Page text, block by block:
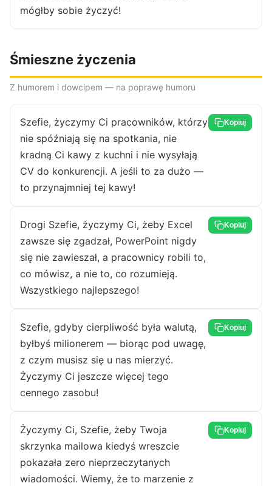
mógłby sobie życzyć!
Śmieszne życzenia
Z humorem i dowcipem — na poprawę humoru
Szefie, życzymy Ci pracowników, którzy
nie spóźniają się na spotkania, nie
kradną Ci kawy z kuchni i nie wysyłają
CV do konkurencji. A jeśli to za dużo —
to przynajmniej tej kawy!
Kopiuj
Drogi Szefie, życzymy Ci, żeby Excel
zawsze się zgadzał, PowerPoint nigdy
się nie zawieszał, a pracownicy robili to,
co mówisz, a nie to, co rozumieją.
Wszystkiego najlepszego!
Kopiuj
Szefie, gdyby cierpliwość była walutą,
byłbyś milionerem — biorąc pod uwagę,
z czym musisz się u nas mierzyć.
Życzymy Ci jeszcze więcej tego
cennego zasobu!
Kopiuj
Życzymy Ci, Szefie, żeby Twoja
skrzynka mailowa kiedyś wreszcie
pokazała zero nieprzeczytanych
wiadomości. Wiemy, że to marzenie z
Kopiuj